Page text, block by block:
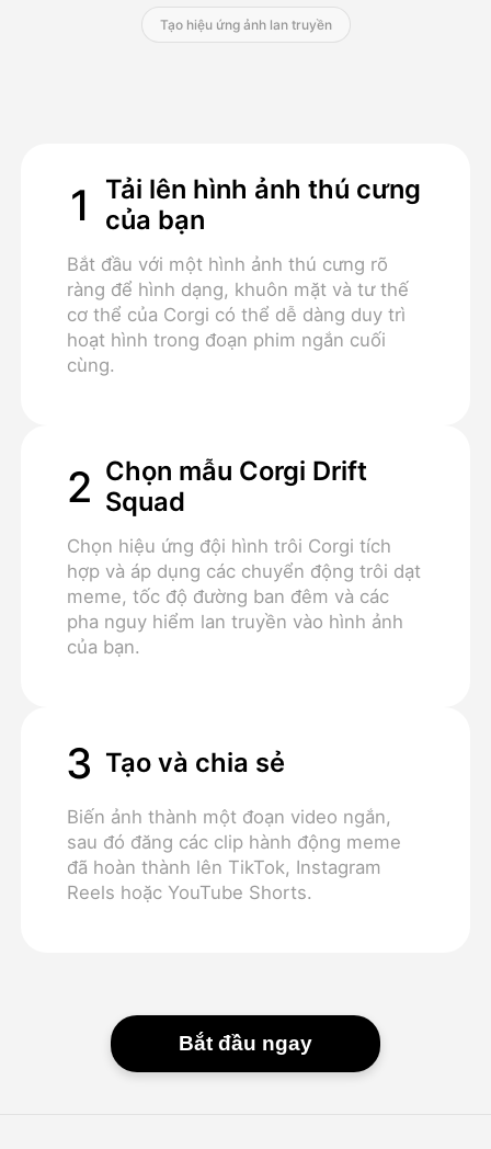
Tạo hiệu ứng ảnh lan truyền
1
Tải lên hình ảnh thú cưng
của bạn
Bắt đầu với một hình ảnh thú cưng rõ
ràng để hình dạng, khuôn mặt và tư thế
cơ thể của Corgi có thể dễ dàng duy trì
hoạt hình trong đoạn phim ngắn cuối
cùng.
2 Chọn mẫu Corgi Drift
Squad
Chọn hiệu ứng đội hình trôi Corgi tích
hợp và áp dụng các chuyển động trôi dạt
meme, tốc độ đường ban đêm và các
pha nguy hiểm lan truyền vào hình ảnh
của bạn.
3 Tạo và chia sẻ
Biến ảnh thành một đoạn video ngắn,
sau đó đăng các clip hành động meme
đã hoàn thành lên TikTok, Instagram
Reels hoặc YouTube Shorts.
Bắt đầu ngay